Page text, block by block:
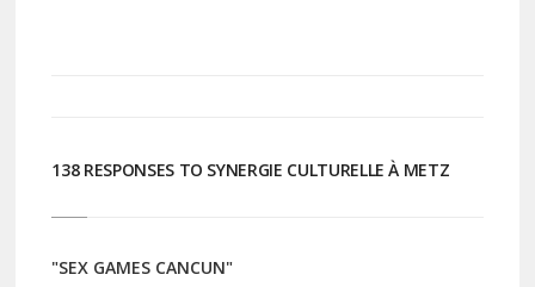
138 RESPONSES TO SYNERGIE CULTURELLE À METZ
"SEX GAMES CANCUN"